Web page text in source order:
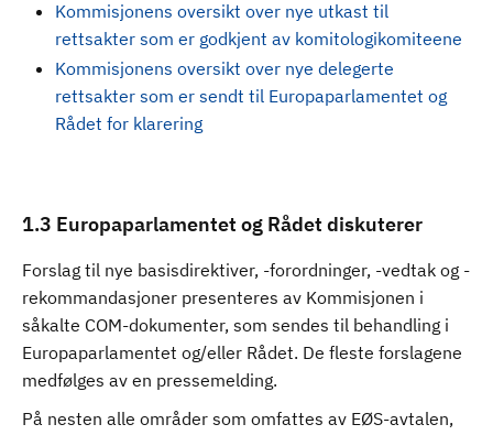
Kommisjonens oversikt over nye utkast til
rettsakter som er godkjent av komitologikomiteene
Kommisjonens oversikt over nye delegerte
rettsakter som er sendt til Europaparlamentet og
Rådet for klarering
1.3 Europaparlamentet og Rådet diskuterer
Forslag til nye basisdirektiver, -forordninger, -vedtak og -
rekommandasjoner presenteres av Kommisjonen i
såkalte COM-dokumenter, som sendes til behandling i
Europaparlamentet og/eller Rådet. De fleste forslagene
medfølges av en pressemelding.
På nesten alle områder som omfattes av EØS-avtalen,